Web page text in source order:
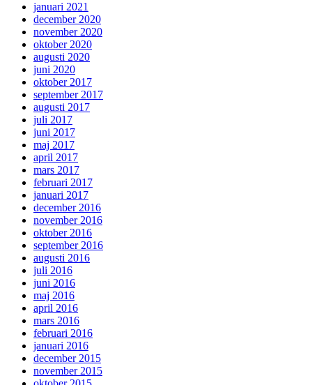
januari 2021
december 2020
november 2020
oktober 2020
augusti 2020
juni 2020
oktober 2017
september 2017
augusti 2017
juli 2017
juni 2017
maj 2017
april 2017
mars 2017
februari 2017
januari 2017
december 2016
november 2016
oktober 2016
september 2016
augusti 2016
juli 2016
juni 2016
maj 2016
april 2016
mars 2016
februari 2016
januari 2016
december 2015
november 2015